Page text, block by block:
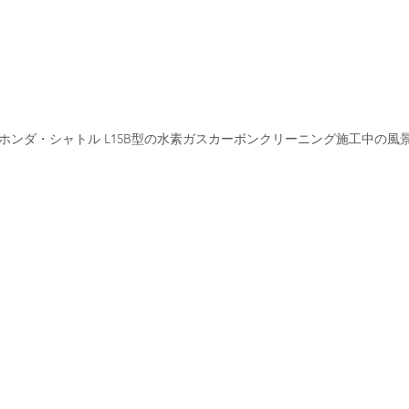
ンダ・シャトル L15B型の水素ガスカーボンクリーニング施工中の風